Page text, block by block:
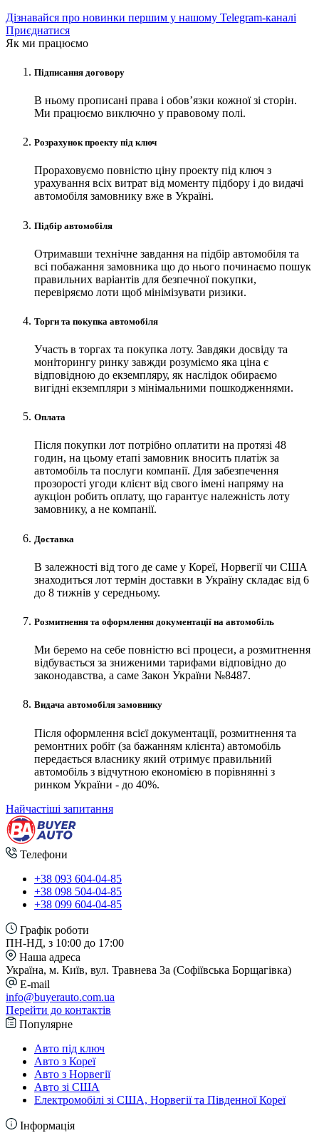
Дізнавайся про новинки першим у нашому Telegram-каналі
Приєднатися
Як ми працюємо
Підписання договору
В ньому прописані права і обов’язки кожної зі сторін.
Ми працюємо виключно у правовому полі.
Розрахунок проекту під ключ
Прораховуємо повністю ціну проекту під ключ з
урахування всіх витрат від моменту підбору і до видачі
автомобіля замовнику вже в Україні.
Підбір автомобіля
Отримавши технічне завдання на підбір автомобіля та
всі побажання замовника що до нього починаємо пошук
правильних варіантів для безпечної покупки,
перевіряємо лоти щоб мінімізувати ризики.
Торги та покупка автомобіля
Участь в торгах та покупка лоту. Завдяки досвіду та
моніторингу ринку завжди розуміємо яка ціна є
відповідною до екземпляру, як наслідок обираємо
вигідні екземпляри з мінімальними пошкодженнями.
Оплата
Після покупки лот потрібно оплатити на протязі 48
годин, на цьому етапі замовник вносить платіж за
автомобіль та послуги компанії. Для забезпечення
прозорості угоди клієнт від свого імені напряму на
аукціон робить оплату, що гарантує належність лоту
замовнику, а не компанії.
Доставка
В залежності від того де саме у Кореї, Норвегії чи США
знаходиться лот термін доставки в Україну складає від 6
до 8 тижнів у середньому.
Розмитнення та оформлення документації на автомобіль
Ми беремо на себе повністю всі процеси, а розмитнення
відбувається за зниженими тарифами відповідно до
законодавства, а саме Закон України №8487.
Видача автомобіля замовнику
Після оформлення всієї документації, розмитнення та
ремонтних робіт (за бажанням клієнта) автомобіль
передається власнику який отримує правильний
автомобіль з відчутною економією в порівнянні з
ринком України - до 40%.
Найчастіші запитання
Телефони
+38 093 604-04-85
+38 098 504-04-85
+38 099 604-04-85
Графік роботи
ПН-НД, з 10:00 до 17:00
Наша адреса
Україна, м. Київ, вул. Травнева 3а (Софіївська Борщагівка)
E-mail
info@buyerauto.com.ua
Перейти до контактів
Популярне
Авто під ключ
Авто з Кореї
Авто з Норвегії
Авто зі США
Електромобілі зі США, Норвегії та Південної Кореї
Інформація